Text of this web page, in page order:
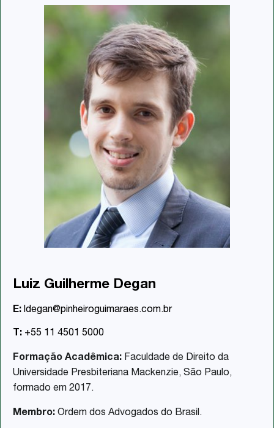
Luiz Guilherme Degan
E: ldegan@pinheiroguimaraes.com.br
T: +55 11 4501 5000
Formação Acadêmica: Faculdade de Direito da
Universidade Presbiteriana Mackenzie, São Paulo,
formado em 2017.
Membro: Ordem dos Advogados do Brasil.